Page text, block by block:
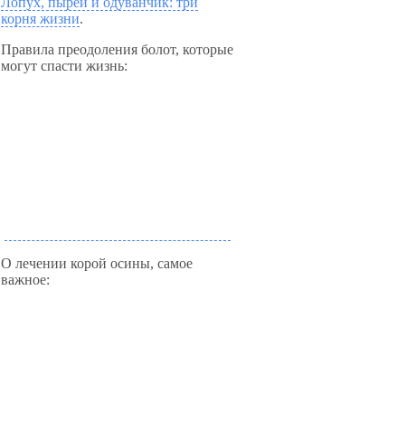
корня жизни.
Правила преодоления болот, которые
могут спасти жизнь:
О лечении корой осины, самое
важное: